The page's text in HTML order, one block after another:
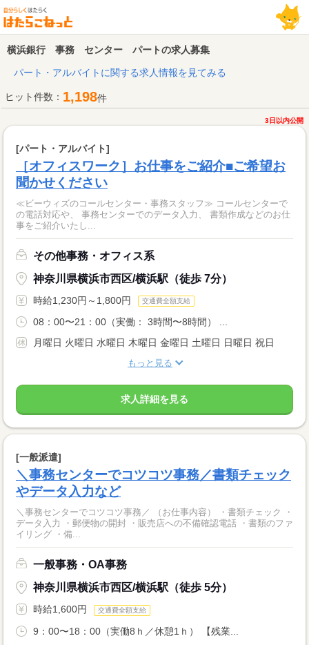
横浜銀行 事務 センター パートの求人募集
パート・アルバイトに関する求人情報を見てみる
ヒット件数： 1,198件
3日以内公開
[パート・アルバイト]
［オフィスワーク］お仕事をご紹介■ご希望お
聞かせください
≪ビーウィズのコールセンター・事務スタッフ≫ コールセンターで
の電話対応や、 事務センターでのデータ入力、 書類作成などのお仕
事をご紹介いたし...
その他事務・オフィス系
神奈川県横浜市西区/横浜駅（徒歩 7分）
時給1,230円～1,800円 交通費全額支給
08：00〜21：00（実働： 3時間〜8時間） ...
月曜日 火曜日 水曜日 木曜日 金曜日 土曜日 日曜日 祝日
もっと見る
求人詳細を見る
[一般派遣]
＼事務センターでコツコツ事務／書類チェック
やデータ入力など
＼事務センターでコツコツ事務／ （お仕事内容） ・書類チェック ・
データ入力 ・郵便物の開封 ・販売店への不備確認電話 ・書類のファ
イリング ・備...
一般事務・OA事務
神奈川県横浜市西区/横浜駅（徒歩 5分）
時給1,600円 交通費全額支給
9：00〜18：00（実働8ｈ／休憩1ｈ） 【残業...